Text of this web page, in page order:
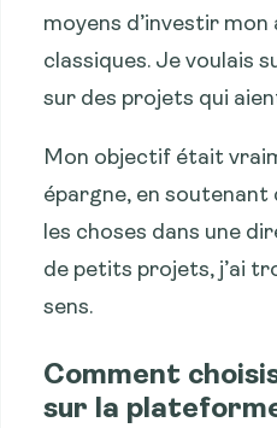
moyens d’investir
classiques. Je voulais
sur des projets qui
Mon objectif était
épargne, en
les choses dans une
de petits projets, j’ai
sens.
Comment
sur la